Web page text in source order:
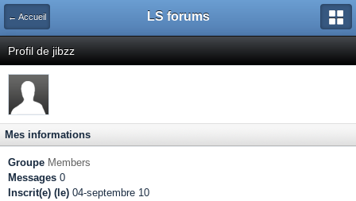
← Accueil LS forums
Profil de jibzz
Mes informations
Groupe Members
Messages 0
Inscrit(e) (le) 04-septembre 10